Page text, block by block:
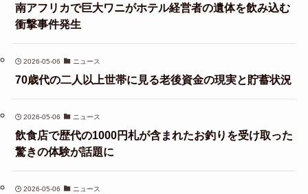
南アフリカで巨大ワニがホテル経営者の遺体を飲み込む
衝撃事件発生
2026-05-06 ニュース
70歳代の二人以上世帯に見る老後資金の現実と貯蓄状況
2026-05-06 ニュース
飲食店で歴代の1000円札が含まれたお釣りを受け取った
驚きの体験が話題に
2026-05-06 ニュース